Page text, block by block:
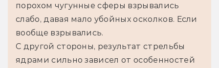
порохом чугунные сферы взрывались
слабо, давая мало убойных осколков. Если
вообще взрывались.
С другой стороны, результат стрельбы
ядрами сильно зависел от особенностей